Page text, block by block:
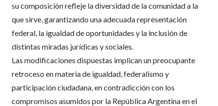
su composición refleje la diversidad de la comunidad a la
que sirve, garantizando una adecuada representación
federal, la igualdad de oportunidades y la inclusión de
distintas miradas jurídicas y sociales.
Las modificaciones dispuestas implican un preocupante
retroceso en materia de igualdad, federalismo y
participación ciudadana, en contradicción con los
compromisos asumidos por la República Argentina en el